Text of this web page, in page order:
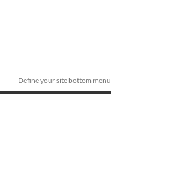
Define your site bottom menu